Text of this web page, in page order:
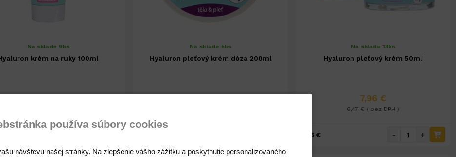
Na sklade 9ks
krém na ruky 100ml
Na sklade 5ks
Hyaluron pleťový krém dóza 200ml
Na sklade 13ks
Hyaluron pleťový krém 50ml
7,96 €
6,47 € ( bez DPH )
7,96 € - +
používa súbory cookies
návštevu našej stránky. Na zlepšenie vášho zážitku a poskytnutie personalizovaného